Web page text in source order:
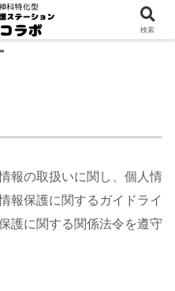
報の取扱いに関し、個人情
報保護に関するガイドライ
護に関する関係法令を遵守
検索